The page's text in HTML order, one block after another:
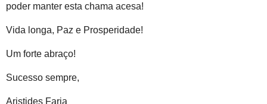
poder manter esta chama acesa!
Vida longa, Paz e Prosperidade!
Um forte abraço!
Sucesso sempre,
Aristides Faria